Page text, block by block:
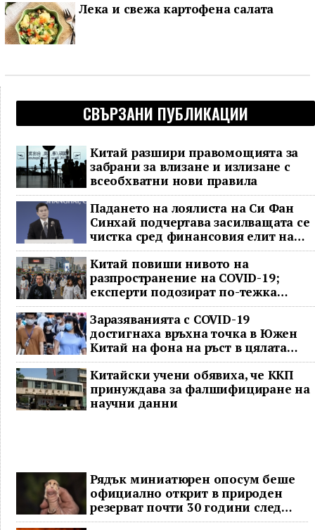
Лека и свежа картофена салата
СВЪРЗАНИ ПУБЛИКАЦИИ
Китай разшири правомощията за
забрани за влизане и излизане с
всеобхватни нови правила
Падането на лоялиста на Си Фан
Синхай подчертава засилващата се
чистка сред финансовия елит на
Китай
Китай повиши нивото на
разпространение на COVID-19;
експерти подозират по-тежка
ситуация
Заразяванията с COVID-19
достигнаха връхна точка в Южен
Китай на фона на ръст в цялата
страна
Китайски учени обявиха, че ККП
принуждава за фалшифициране на
научни данни
Рядък миниатюрен опосум беше
официално открит в природен
резерват почти 30 години след
последното му наблюдение